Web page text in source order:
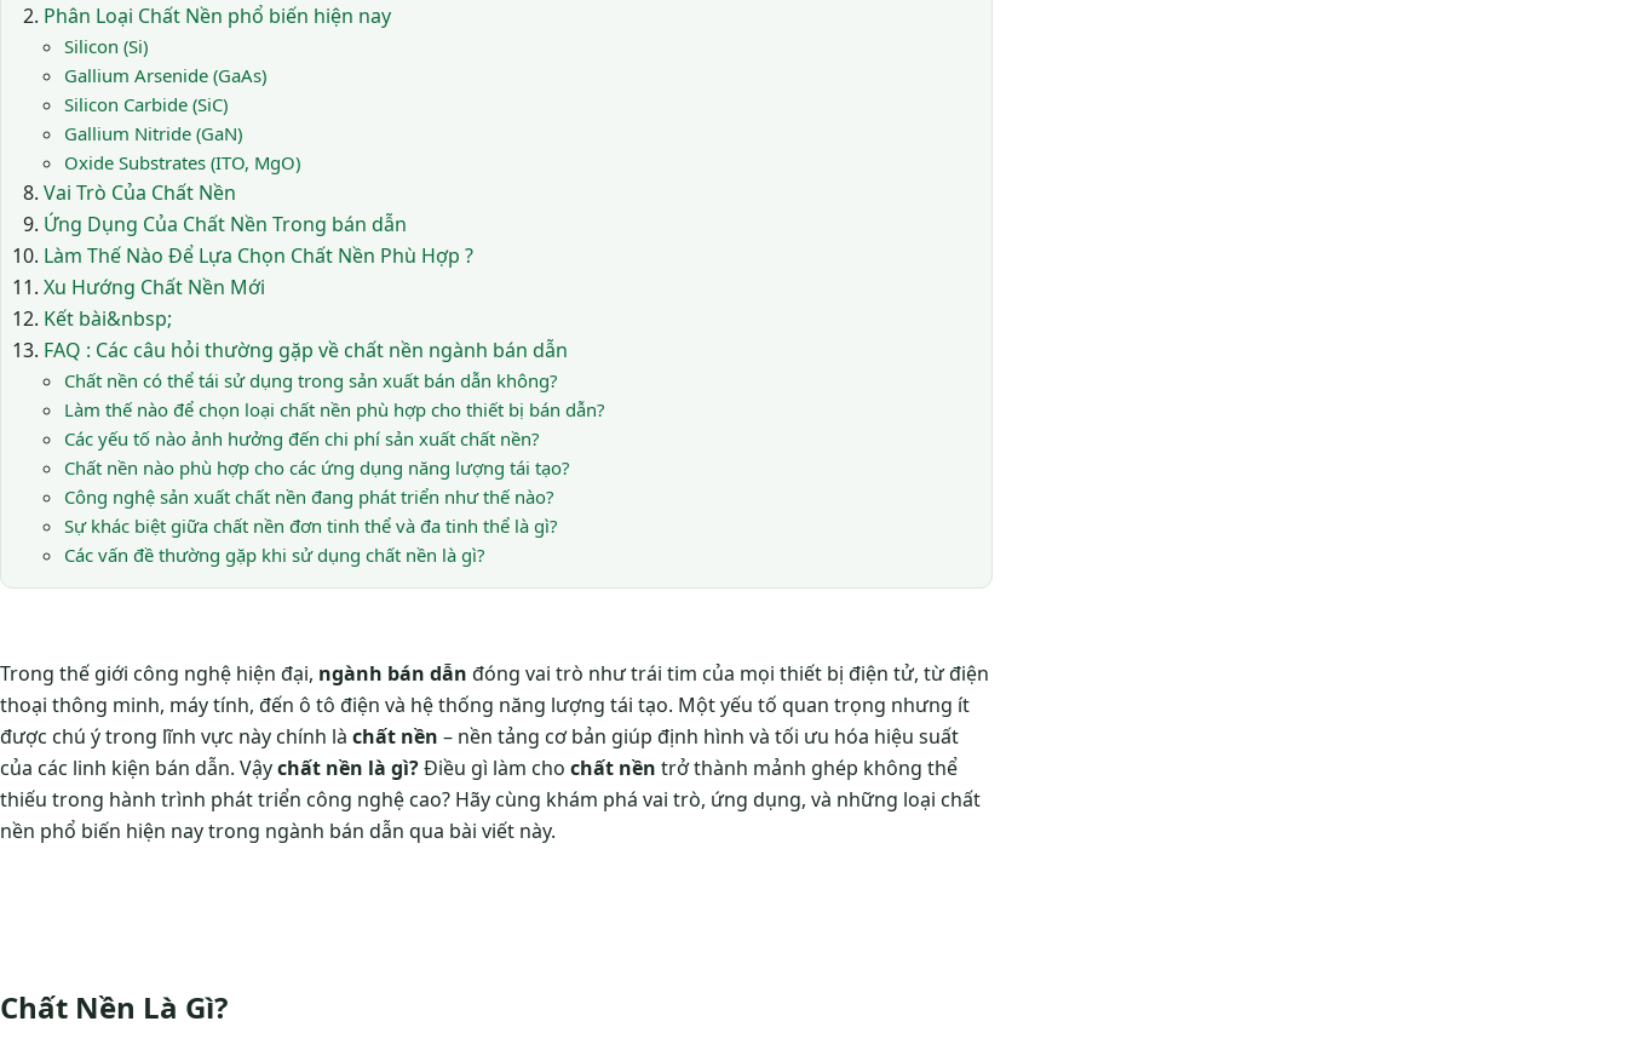
Phân Loại Chất Nền phổ biến hiện nay
Silicon (Si)
Gallium Arsenide (GaAs)
Silicon Carbide (SiC)
Gallium Nitride (GaN)
Oxide Substrates (ITO, MgO)
Vai Trò Của Chất Nền
Ứng Dụng Của Chất Nền Trong bán dẫn
Làm Thế Nào Để Lựa Chọn Chất Nền Phù Hợp ?
Xu Hướng Chất Nền Mới
Kết bài&nbsp;
FAQ : Các câu hỏi thường gặp về chất nền ngành bán dẫn
Chất nền có thể tái sử dụng trong sản xuất bán dẫn không?
Làm thế nào để chọn loại chất nền phù hợp cho thiết bị bán dẫn?
Các yếu tố nào ảnh hưởng đến chi phí sản xuất chất nền?
Chất nền nào phù hợp cho các ứng dụng năng lượng tái tạo?
Công nghệ sản xuất chất nền đang phát triển như thế nào?
Sự khác biệt giữa chất nền đơn tinh thể và đa tinh thể là gì?
Các vấn đề thường gặp khi sử dụng chất nền là gì?
Trong thế giới công nghệ hiện đại, ngành bán dẫn đóng vai trò như trái tim của mọi thiết bị điện tử, từ điện
thoại thông minh, máy tính, đến ô tô điện và hệ thống năng lượng tái tạo. Một yếu tố quan trọng nhưng ít
được chú ý trong lĩnh vực này chính là chất nền – nền tảng cơ bản giúp định hình và tối ưu hóa hiệu suất
của các linh kiện bán dẫn. Vậychất nền là gì?Điều gì làm cho chất nền trở thành mảnh ghép không thể
thiếu trong hành trình phát triển công nghệ cao? Hãy cùng khám phá vai trò, ứng dụng, và những loại chất
nền phổ biến hiện nay trong ngành bán dẫn qua bài viết này.
Chất Nền Là Gì?